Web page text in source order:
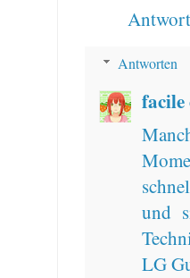
Antworten
facile
und
LG